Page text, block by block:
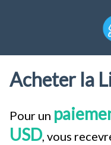
Acheter la
Pour un
USD, vous